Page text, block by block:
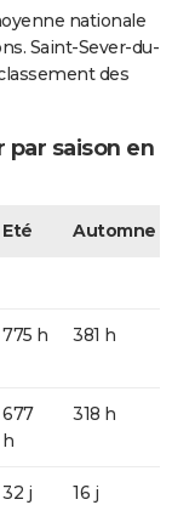
nationale
Saint-Sever-du-
des
par saison en
Eté Automne
775 h 381 h
677
h
318 h
32 j 16 j